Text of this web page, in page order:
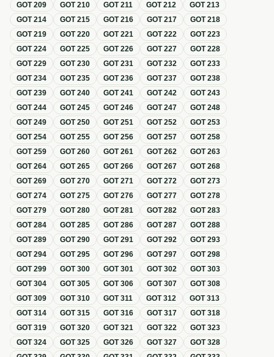
GOT209 GOT210 GOT211 GOT212 GOT213
GOT214 GOT215 GOT216 GOT217 GOT218
GOT219 GOT220 GOT221 GOT222 GOT223
GOT224 GOT225 GOT226 GOT227 GOT228
GOT229 GOT230 GOT231 GOT232 GOT233
GOT234 GOT235 GOT236 GOT237 GOT238
GOT239 GOT240 GOT241 GOT242 GOT243
GOT244 GOT245 GOT246 GOT247 GOT248
GOT249 GOT250 GOT251 GOT252 GOT253
GOT254 GOT255 GOT256 GOT257 GOT258
GOT259 GOT260 GOT261 GOT262 GOT263
GOT264 GOT265 GOT266 GOT267 GOT268
GOT269 GOT270 GOT271 GOT272 GOT273
GOT274 GOT275 GOT276 GOT277 GOT278
GOT279 GOT280 GOT281 GOT282 GOT283
GOT284 GOT285 GOT286 GOT287 GOT288
GOT289 GOT290 GOT291 GOT292 GOT293
GOT294 GOT295 GOT296 GOT297 GOT298
GOT299 GOT300 GOT301 GOT302 GOT303
GOT304 GOT305 GOT306 GOT307 GOT308
GOT309 GOT310 GOT311 GOT312 GOT313
GOT314 GOT315 GOT316 GOT317 GOT318
GOT319 GOT320 GOT321 GOT322 GOT323
GOT324 GOT325 GOT326 GOT327 GOT328